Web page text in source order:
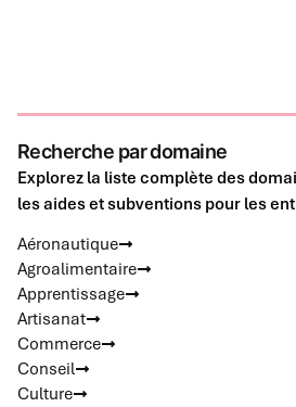
Recherche par domaine
Explorez la liste complète des
les aides et subventions pour les
Aéronautique
Agroalimentaire
Apprentissage
Artisanat
Commerce
Conseil
Culture